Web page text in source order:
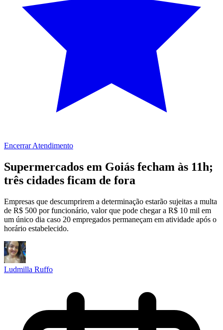
Encerrar Atendimento
Supermercados em Goiás fecham às 11h;
três cidades ficam de fora
Empresas que descumprirem a determinação estarão sujeitas a multa
de R$ 500 por funcionário, valor que pode chegar a R$ 10 mil em
um único dia caso 20 empregados permaneçam em atividade após o
horário estabelecido.
Ludmilla Ruffo